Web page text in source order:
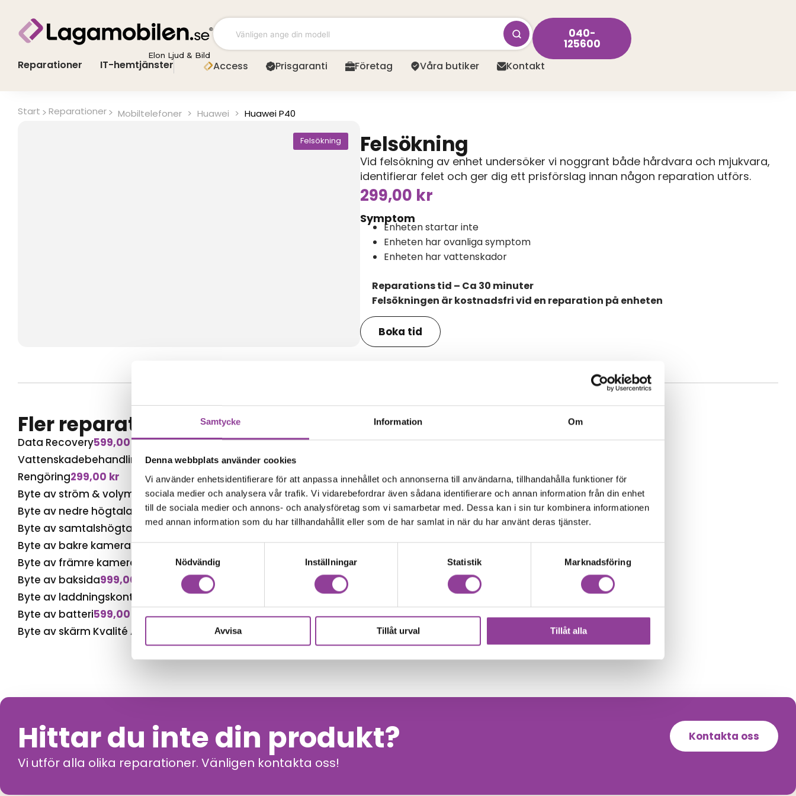
Samtycke Information Om
Denna webbplats använder cookies
Vi använder enhetsidentifierare för att anpassa innehållet och annonserna till användarna, tillhandahålla funktioner för
sociala medier och analysera vår trafik. Vi vidarebefordrar även sådana identifierare och annan information från din enhet
till de sociala medier och annons- och analysföretag som vi samarbetar med. Dessa kan i sin tur kombinera informationen
med annan information som du har tillhandahållit eller som de har samlat in när du har använt deras tjänster.
Nödvändig
Inställningar Statistik Marknadsföring
Avvisa Tillåt urval Tillåt alla
innehåll
Elon Ljud & Bild
040-
125600
Reparationer IT-hemtjänster Access Prisgaranti Företag Våra butiker Kontakt
Start Reparationer Mobiltelefoner > Huawei > Huawei P40
Felsökning Felsökning
Vid felsökning av enhet undersöker vi noggrant både hårdvara och mjukvara,
identifierar felet och ger dig ett prisförslag innan någon reparation utförs.
299,00 kr
Symptom
Enheten startar inte
Enheten har ovanliga symptom
Enheten har vattenskador
Reparations tid – Ca 30 minuter
Felsökningen är kostnadsfri vid en reparation på enheten
Boka tid
Fler reparationer för samma modell
Data Recovery599,00kr
Vattenskadebehandling
499,00kr
Rengöring299,00 kr
Byte av ström & volym
699,00kr
Byte av nedre högtalare
699,00kr
Byte av samtalshögtalare699,00 kr
Byte av bakre kamera999,00kr
Byte av främre kamera
kr
Byte av baksida999,00
Byte av laddningskontakt
699,00kr
Byte av batteri599,00
Byte av skärm Kvalité A (Original Display)1 699,00
Hittar du inte din produkt?
Vi utför alla olika reparationer. Vänligen kontakta oss!
Kontakta oss